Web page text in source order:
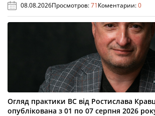
08.08.2026Просмотров:71Коментарии:0
Огляд практики ВС від Ростислава
опублікована з 01 по 07 серпня 2026